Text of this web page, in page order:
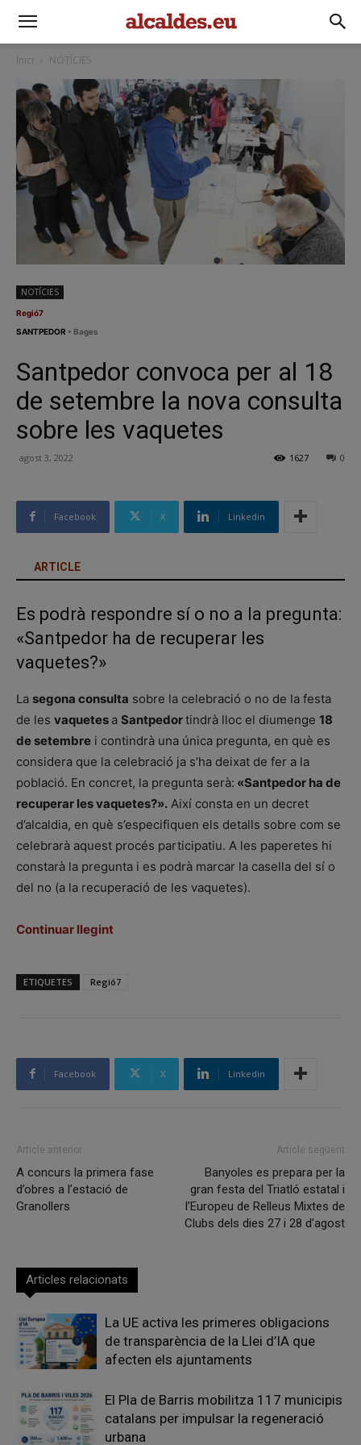
Inici NOTÍCIES
NOTÍCIES
Regió7
SANTPEDOR • Bages
Santpedor convoca per al 18
de setembre la nova consulta
sobre les vaquetes
agost 3, 2022 0
1627
Facebook X Linkedin
ARTICLE
Es podrà respondre sí o no a la pregunta:
«Santpedor ha de recuperar les
vaquetes?»
La segona consulta sobre la celebració o no de la festa
de les vaquetes a Santpedortindrà lloc el diumenge 18
de setembre i contindrà una única pregunta, en què es
considera que la celebració ja s’ha deixat de fer a la
població. En concret, la pregunta serà: «Santpedor ha de
recuperar les vaquetes?». Així consta en un decret
d’alcaldia, en què s’especifiquen els detalls sobre com se
celebrarà aquest procés participatiu. A les paperetes hi
constarà la pregunta i es podrà marcar la casella del sí o
del no (a la recuperació de les vaquetes).
Continuar llegint
ETIQUETES Regió7
Facebook X Linkedin
Article anterior
A concurs la primera fase
d’obres a l’estació de
Granollers
Article següent
Banyoles es prepara per la
gran festa del Triatló estatal i
l’Europeu de Relleus Mixtes de
Clubs dels dies 27 i 28 d’agost
Articles relacionats
La UE activa les primeres obligacions
de transparència de la Llei d’IA que
afecten els ajuntaments
El Pla de Barris mobilitza 117 municipis
catalans per impulsar la regeneració
urbana